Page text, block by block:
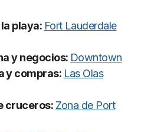
playa: Fort Lauderdale
y negocios: Downtown
y compras: Las Olas
cruceros: Zona de Port